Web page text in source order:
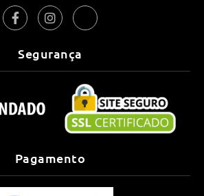
Segurança
Pagamento